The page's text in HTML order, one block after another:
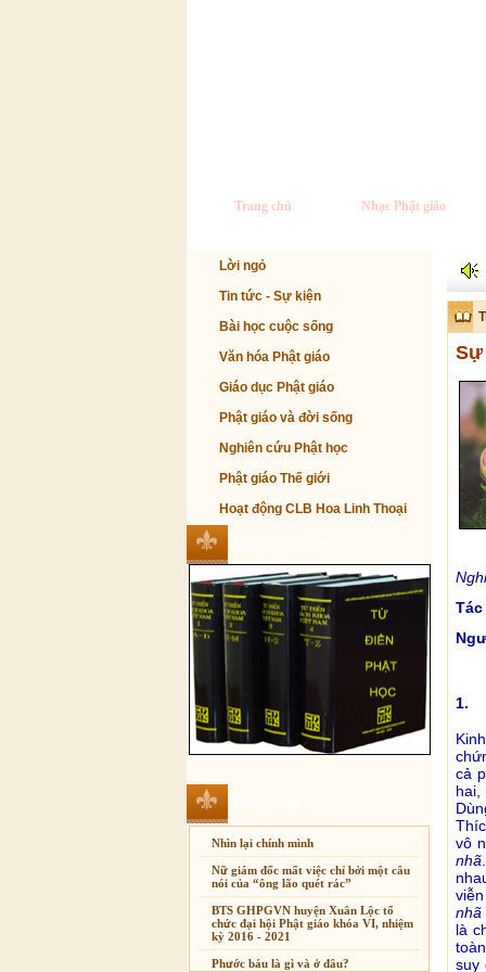
Trang chủ Nhạc Phật giáo
Lời ngỏ
Tin tức - Sự kiện
Bài học cuộc sống
Văn hóa Phật giáo
Giáo dục Phật giáo
Phật giáo và đời sống
Nghiên cứu Phật học
Phật giáo Thế giới
Hoạt động CLB Hoa Linh Thoại
Nhìn lại chính mình
Nữ giám đốc mất việc chỉ bởi một câu
nói của “ông lão quét rác”
BTS GHPGVN huyện Xuân Lộc tổ
chức đại hội Phật giáo khóa VI, nhiệm
kỳ 2016 - 2021
Phước báu là gì và ở đâu?
Sự
1.
Kinh
cả
hai,
vô
nhã
nhã
là
suy